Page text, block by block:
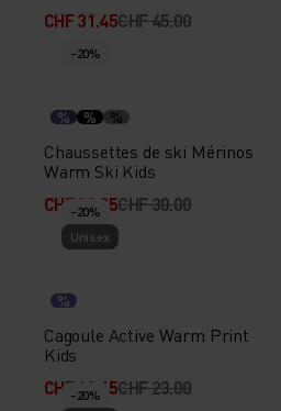
CHF 31.45CHF 45.00
-20%
% % %
Chaussettes de ski Mérinos
Warm Ski Kids
CHF 23.95CHF 30.00
-20%
Unisex
%
Cagoule Active Warm Print
Kids
CHF 18.45CHF 23.00
-20%